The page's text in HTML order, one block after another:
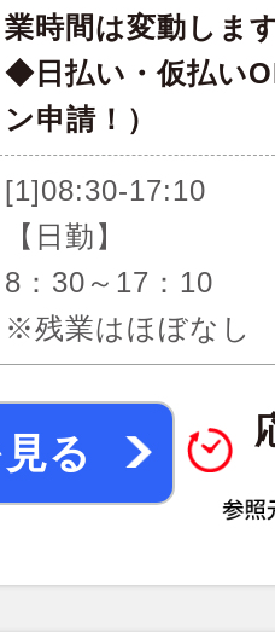
業時間は変動しま
◆日払い・仮払い
ン申請！）
[1]08:30-17:10
【日勤】
8：30～17：10
※残業はほぼなし
る